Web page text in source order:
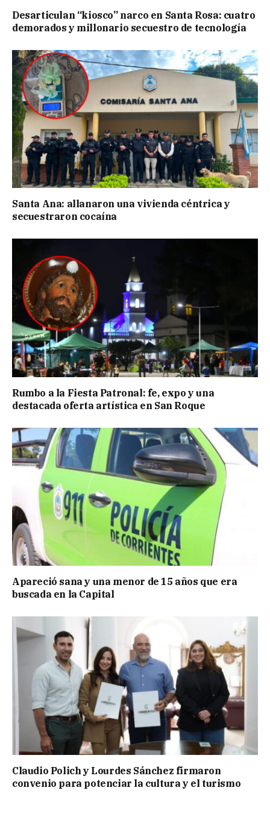
Desarticulan “kiosco” narco en Santa Rosa: cuatro
demorados y millonario secuestro de tecnología
Santa Ana: allanaron una vivienda céntrica y
secuestraron cocaína
Rumbo a la Fiesta Patronal: fe, expo y una
destacada oferta artística en San Roque
Apareció sana y una menor de 15 años que era
buscada en la Capital
Claudio Polich y Lourdes Sánchez firmaron
convenio para potenciar la cultura y el turismo